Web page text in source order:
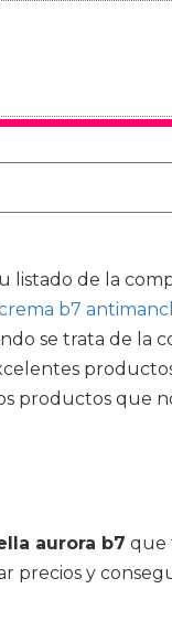
listado de la
b7
se trata de la
productos que
aurora b7 que
precios y